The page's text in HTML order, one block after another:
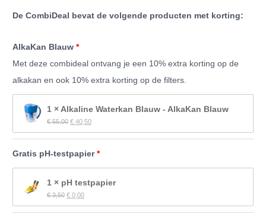
was:
is:
De CombiDeal bevat de volgende producten met korting:
AlkaKan Blauw
Met deze combideal ontvang je een 10% extra korting op de
alkakan en ook 10% extra korting op de filters.
1 × Alkaline Waterkan Blauw - AlkaKan Blauw
€ 55,00 Oorspronkelijke
was:
€ 40,50Huidige
is:
Gratis pH-testpapier
1 × pH testpapier
€ 3,50 Oorspronkelijke
was:
€ 0,00Huidige
is: